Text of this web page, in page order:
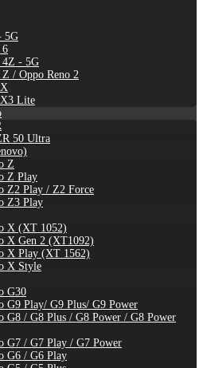
5G
6
4Z - 5G
Z / Oppo Reno 2
Lite
50 Ultra
Z
Z Play
Z2 Play / Z2 Force
Z3 Play
X (XT 1052)
X Gen 2 (XT1092)
X Play (XT 1562)
X Style
G30
G9 Play/ G9 Plus/ G9 Power
G8 / G8 Plus / G8 Power / G8 Power
G7 / G7 Play / G7 Power
G6 / G6 Play